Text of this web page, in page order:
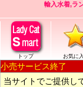
輸入水着,ラ
トップ お気に
小売サービス終了
当サイトでご提供し